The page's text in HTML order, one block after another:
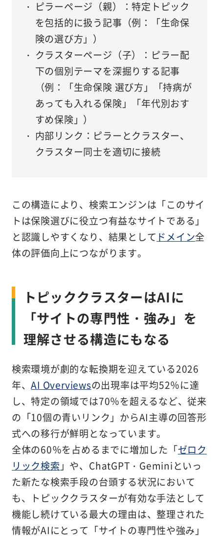
ピラーページ（親）
：特定トピック
を包括的に扱う記事（例：「生命保
険の選び方」）
クラスターページ（子）
：ピラー配
下の個別テーマを深掘りする記事
（例：「生命保険 選び方」「持病が
あっても入れる保険」「年代別おす
すめ保険」）
内部リンク ：ピラーとクラスター、
クラスター同士を適切に接続
この構造により、検索エンジンは「このサイ
トは保険選びに役立つ有益なサイトである」
と認識しやすくなり、結果として ドメイン全
体の評価向上につながります。
トピッククラスターはAIに
「サイトの専門性・強み」を
理解させる構造にもなる
検索環境が劇的な転換期を迎えている2026
年、AI Overviewsの出現率は平均52％に達
し、特定の領域では70％を超えるなど、従来
の「10個の青いリンク」からAI主導の回答形
式への移行が鮮明となっています。
全体の60％を占めるまでに増加した「ゼロク
リック検索 」や、ChatGPT・Geminiといっ
た新たな検索手段の台頭する状況において
も、トピッククラスターが有効な手法として
機能し続けている最大の理由は、整理された
情報がAIにとって「サイトの専門性や強み」